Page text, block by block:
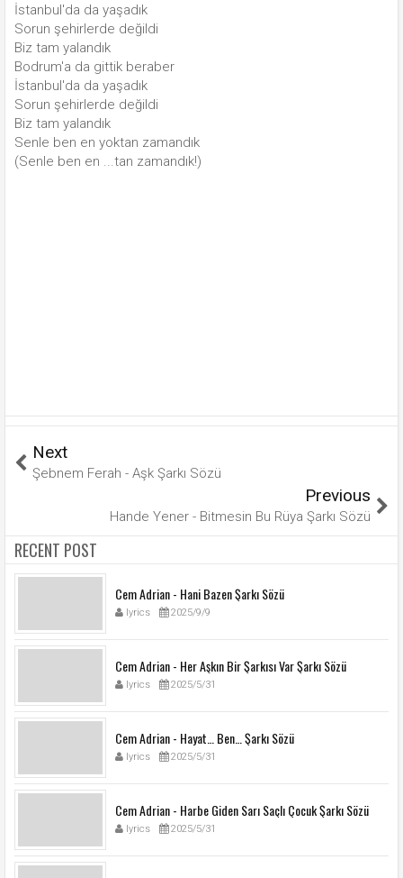
İstanbul'da da yaşadık
Sorun şehirlerde değildi
Biz tam yalandık
Bodrum'a da gittik beraber
İstanbul'da da yaşadık
Sorun şehirlerde değildi
Biz tam yalandık
Senle ben en yoktan zamandık
(Senle ben en ...tan zamandık!)
Next
Şebnem Ferah - Aşk Şarkı Sözü
Previous
Hande Yener - Bitmesin Bu Rüya Şarkı Sözü
RECENT POST
Cem Adrian - Hani Bazen Şarkı Sözü
lyrics 2025/9/9
Cem Adrian - Her Aşkın Bir Şarkısı Var Şarkı Sözü
lyrics 2025/5/31
Cem Adrian - Hayat… Ben… Şarkı Sözü
lyrics 2025/5/31
Cem Adrian - Harbe Giden Sarı Saçlı Çocuk Şarkı Sözü
lyrics 2025/5/31